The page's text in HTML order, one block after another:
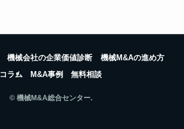
機械会社の企業価値診断
機械M&Aの進め方
コラム
M&A事例 無料相談
©機械M&A総合センター.